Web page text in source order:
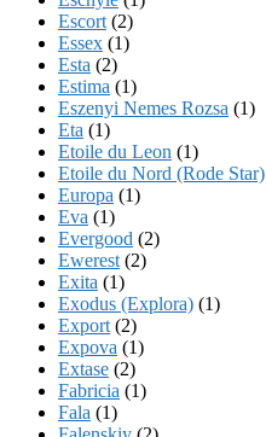
Escort (2)
Essex (1)
Esta (2)
Estima (1)
Eszenyi Nemes Rozsa (1)
Eta (1)
Etoile du Leon (1)
Etoile du Nord (Rode Star)
Europa (1)
Eva (1)
Evergood (2)
Ewerest (2)
Exita (1)
Exodus (Explora) (1)
Export (2)
Expova (1)
Extase (2)
Fabricia (1)
Fala (1)